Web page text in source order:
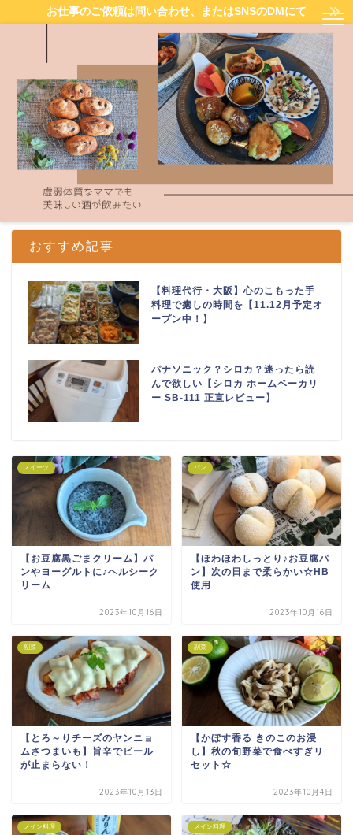
お仕事のご依頼は問い合わせ、またはSNSのDMにて
おすすめ記事
【料理代行・大阪】心のこもった手
料理で癒しの時間を【11.12月予定オ
ープン中！】
パナソニック？シロカ？迷ったら読
んで欲しい【シロカ ホームベーカリ
ー SB-111 正直レビュー】
スイーツ
【お豆腐黒ごまクリーム】パ
ンやヨーグルトに♪ヘルシーク
リーム
2023年10月16日
パン
【ほわほわしっとり♪お豆腐パ
ン】次の日まで柔らかい☆HB
使用
2023年10月16日
副菜
【とろ～りチーズのヤンニョ
ムさつまいも】旨辛でビール
が止まらない！
2023年10月13日
副菜
【かぼす香る きのこのお浸
し】秋の旬野菜で食べすぎリ
セット☆
2023年10月4日
メイン料理 メイン料理